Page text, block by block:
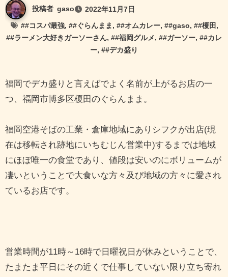
投稿者 gaso
2022年11月7日
##コスパ最強, ##ぐらんまま , ##オムカレー, ##gaso, ##榎田 ,
##ラーメン大好きガーソーさん, ##福岡グルメ, ##ガーソー, ##カレ
ー, ##デカ盛り
福岡でデカ盛りと言えばでよく名前が上がるお店の一
つ、福岡市博多区榎田のぐらんまま。
福岡空港そばの工業・倉庫地域にありシフクが出店(現
在は移転され跡地にいちむじん営業中)するまでは地域
にほぼ唯一の食堂であり、値段は安いのにボリュームが
凄いということで大食いな方々及び地域の方々に愛され
ているお店です。
営業時間が11時～16時で日曜祝日が休みということで、
たまたま平日にその近くで仕事していない限り立ち寄れ